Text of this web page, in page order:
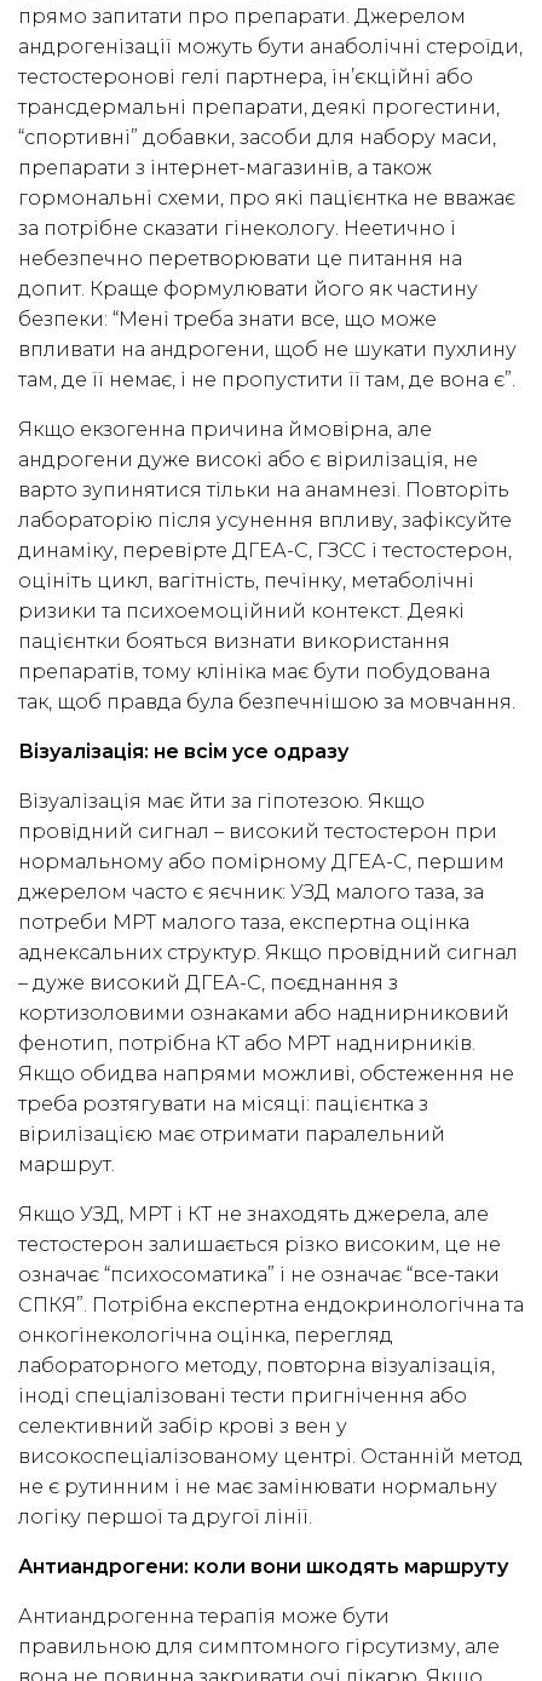
прямо запитати про препарати. Джерелом
андрогенізації можуть бути анаболічні стероїди,
тестостеронові гелі партнера, ін’єкційні або
трансдермальні препарати, деякі прогестини,
“спортивні” добавки, засоби для набору маси,
препарати з інтернет-магазинів, а також
гормональні схеми, про які пацієнтка не вважає
за потрібне сказати гінекологу. Неетично і
небезпечно перетворювати це питання на
допит. Краще формулювати його як частину
безпеки: “Мені треба знати все, що може
впливати на андрогени, щоб не шукати пухлину
там, де її немає, і не пропустити її там, де вона є”.
Якщо екзогенна причина ймовірна, але
андрогени дуже високі або є вірилізація, не
варто зупинятися тільки на анамнезі. Повторіть
лабораторію після усунення впливу, зафіксуйте
динаміку, перевірте ДГЕА-С, ГЗСС і тестостерон,
оцініть цикл, вагітність, печінку, метаболічні
ризики та психоемоційний контекст. Деякі
пацієнтки бояться визнати використання
препаратів, тому клініка має бути побудована
так, щоб правда була безпечнішою за мовчання.
Візуалізація: не всім усе одразу
Візуалізація має йти за гіпотезою. Якщо
провідний сигнал – високий тестостерон при
нормальному або помірному ДГЕА-С, першим
джерелом часто є яєчник: УЗД малого таза, за
потреби МРТ малого таза, експертна оцінка
аднексальних структур. Якщо провідний сигнал
– дуже високий ДГЕА-С, поєднання з
кортизоловими ознаками або наднирниковий
фенотип, потрібна КТ або МРТ наднирників.
Якщо обидва напрями можливі, обстеження не
треба розтягувати на місяці: пацієнтка з
вірилізацією має отримати паралельний
маршрут.
Якщо УЗД, МРТ і КТ не знаходять джерела, але
тестостерон залишається різко високим, це не
означає “психосоматика” і не означає “все-таки
СПКЯ”. Потрібна експертна ендокринологічна та
онкогінекологічна оцінка, перегляд
лабораторного методу, повторна візуалізація,
іноді спеціалізовані тести пригнічення або
селективний забір крові з вен у
високоспеціалізованому центрі. Останній метод
не є рутинним і не має замінювати нормальну
логіку першої та другої лінії.
Антиандрогени: коли вони шкодять маршруту
Антиандрогенна терапія може бути
правильною для симптомного гірсутизму, але